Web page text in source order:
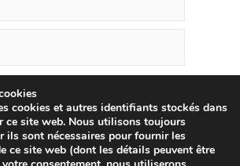
nom, mon e-mail et mon site
pour mon prochain
cookies et autres identifiants stockés dans
ce site web. Nous utilisons toujours
ils sont nécessaires pour fournir les
ce site web (dont les détails peuvent être